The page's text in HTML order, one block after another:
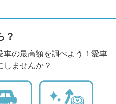
？
車の最高額を調べよう！愛車
しませんか？